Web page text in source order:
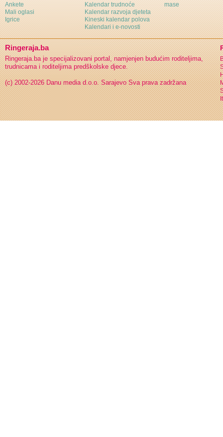
Ankete
Mali oglasi
Igrice
Kalendar trudnoće
Kalendar razvoja djeteta
Kineski kalendar polova
Kalendari i e-novosti
mase
Ringeraja.ba
Ringeraja.ba je specijalizovani portal, namjenjen budućim roditeljima,
trudnicama i roditeljima predškolske djece.
(c) 2002-2026 Danu media d.o.o. Sarajevo Sva prava zadržana